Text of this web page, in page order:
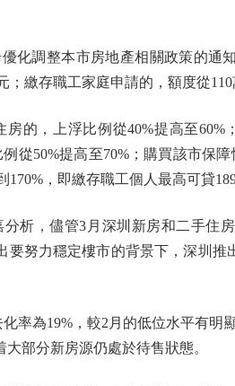
調整本市房地產相關政策的通
繳存職工家庭申請的，額度從110
，上浮比例從40%提高至60%
從50%提高至70%；購買該市保
，即繳存職工個人最高可貸
，儘管3月深圳新房和二手住
要努力穩定樓市的背景下，深圳
為19%，較2月的低位水平有明顯
部分新房源仍處於待售狀態。